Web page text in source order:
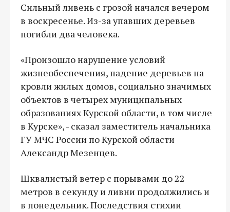
Сильный ливень с грозой начался вечером
в воскресенье. Из-за упавших деревьев
погибли два человека.
«Произошло нарушение условий
жизнеобеспечения, падение деревьев на
кровли жилых домов, социально значимых
объектов в четырех муниципальных
образованиях Курской области, в том числе
в Курске», - сказал заместитель начальника
ГУ МЧС России по Курской области
Александр Мезенцев.
Шквалистый ветер с порывами до 22
метров в секунду и ливни продолжились и
в понедельник. Последствия стихии